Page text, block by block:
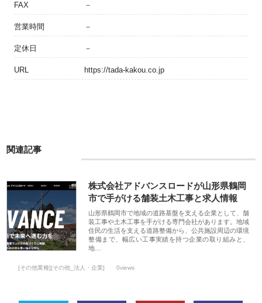
FAX －
営業時間 －
定休日 －
URL https://tada-kakou.co.jp
関連記事
株式会社アドバンスロードが山形県鶴岡
市で手がける舗装土木工事と求人情報
山形県鶴岡市で地域の道路基盤を支える企業として、舗
装工事や土木工事を手がける専門会社があります。地域
住民の生活を支える道路整備から、公共施設周辺の環境
整備まで、幅広い工事実績を持つ企業の取り組みと、
地…
[その他業種][その他_法人・企業] 0views